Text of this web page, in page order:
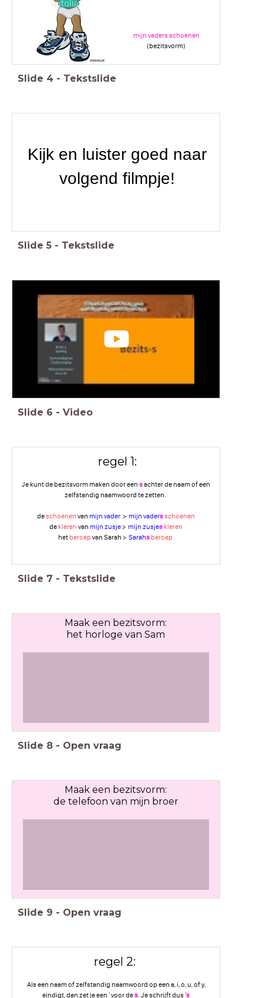
mijn vaders schoenen
(bezitsvorm)
Slide 4 - Tekstslide
Kijk en luister goed naar
volgend filmpje!
Slide 5 - Tekstslide
Slide 6 - Video
regel 1:
Je kunt de bezitsvorm maken door een sachter de naam of een
zelfstandig naamwoord te zetten.
deschoenen van mijn vader > mijn vadersschoenen
de kleren van mijn zusje> mijn zusjes kleren
het beroep van Sarah > Sarahs beroep
Slide 7 - Tekstslide
Maak een bezitsvorm:
het horloge van Sam
Slide 8 - Open vraag
Maak een bezitsvorm:
de telefoon van mijn broer
Slide 9 - Open vraag
regel 2:
Als een naam of zelfstandig naamwoord op een a, i, o, u, of y,
eindigt, dan zet je een 'voor des. Je schrijft dus's